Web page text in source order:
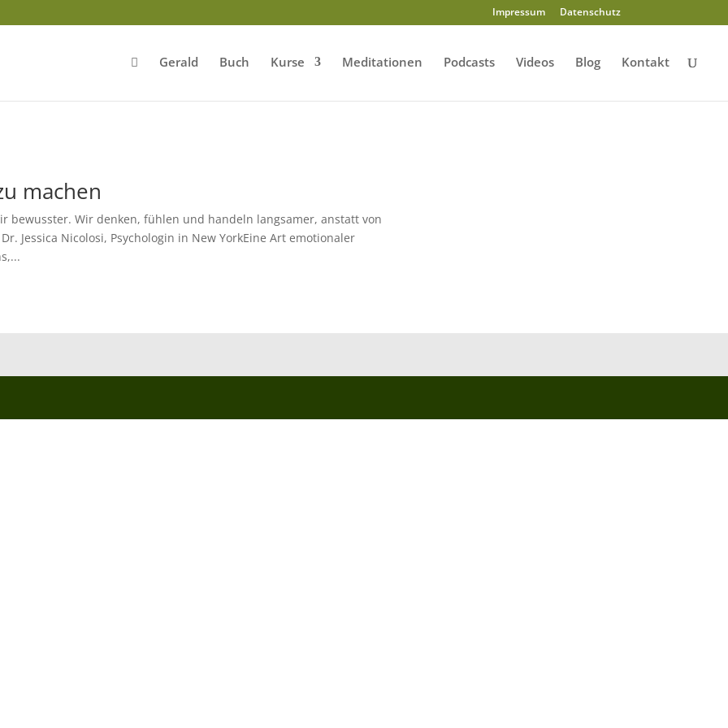
Impressum Datenschutz
Gerald Buch Kurse Meditationen Podcasts Videos Blog Kontakt
machen
bewusster. Wir denken, fühlen und handeln langsamer, anstatt von
Jessica Nicolosi, Psychologin in New YorkEine Art emotionaler